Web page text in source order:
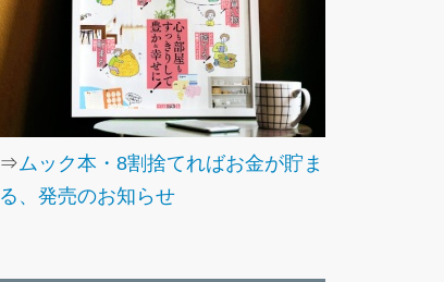
⇒ムック本・8割捨てればお金が貯ま
る、発売のお知らせ